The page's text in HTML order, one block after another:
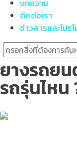
บทความ
ติดต่อเรา
ข่าวสารเเละโปร
ยางรถยน
รถรุ่นไหน